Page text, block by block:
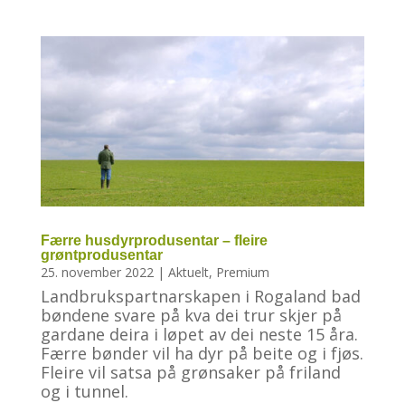
Færre husdyrprodusentar – fleire
grøntprodusentar
25. november 2022 | Aktuelt, Premium
Landbrukspartnarskapen i Rogaland bad
bøndene svare på kva dei trur skjer på
gardane deira i løpet av dei neste 15 åra.
Færre bønder vil ha dyr på beite og i fjøs.
Fleire vil satsa på grønsaker på friland
og i tunnel.